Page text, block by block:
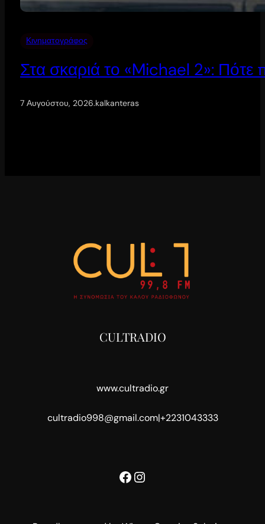
Κινηματογράφος
Στα σκαριά το «Michael 2»: Πότε
7 Αυγούστου, 2026.kalkanteras
CULTRADIO
www.cultradio.gr
cultradio998@gmail.com|+2231043333
Facebook
Instagram